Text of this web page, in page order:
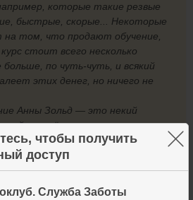
чтобы получить
доступ
Служба Заботы
×
которые такие резвые
быстрые, скорые... Некоторые
том, что продают обучение,
стоит всего несколько
больше, по чуть-чуть, и всякий
этих денег, но ничего не
Анны Зольд — это некий
на моём жизненном пути...
это было именно так... Спасибо
чудо! Дай Бог им здоровья,
и долгих лет жизни!»